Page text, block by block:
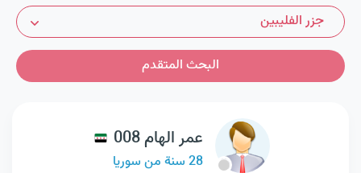
جزر الفليبين
البحث المتقدم
عمر الهام 008
28 سنة من سوريا